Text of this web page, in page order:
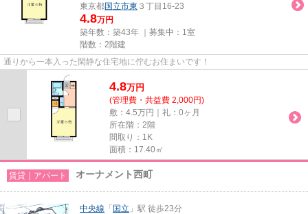
東京都国立市東 ３丁目16-23
4.8万円
築年数：築43年 ｜募集中： 1室
階数：2階建
通りから一本入った閑静な住宅地に佇むお住まいです！
4.8万円
(管理費・共益費 2,000円)
敷：4.5万円｜礼：0ヶ月
所在階：2階
間取り：1K
面積：17.40㎡
賃貸｜アパート オーナメント西町
中央線 「 国立 」駅 徒歩23分